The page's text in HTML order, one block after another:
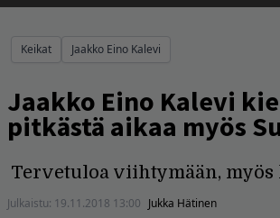
Keikat Jaakko Eino Kalevi
Jaakko Eino Kalevi
pitkästä aikaa myös
Tervetuloa viihtymään,
Julkaistu: 19.11.2018 13:00 Jukka Hätinen